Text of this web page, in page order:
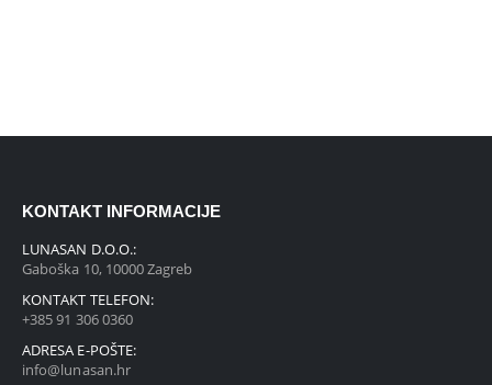
KONTAKT INFORMACIJE
LUNASAN D.O.O.:
Gaboška 10, 10000 Zagreb
KONTAKT TELEFON:
+385 91 306 0360
ADRESA E-POŠTE:
info@lunasan.hr